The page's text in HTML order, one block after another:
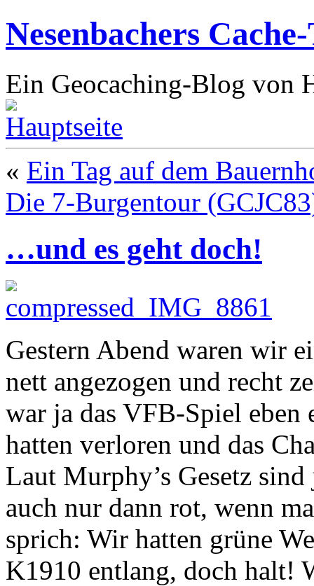
Nesenbachers
Ein Geocaching-Blog von
« Ein Tag auf dem
Die 7-Burgentour
…und es geht doch!
Gestern Abend waren wir
nett angezogen und recht
war ja das VFB-Spiel eben
hatten verloren und das
Laut Murphy’s Gesetz
auch nur dann rot, wenn
sprich: Wir hatten grüne
K1910 entlang, doch halt!